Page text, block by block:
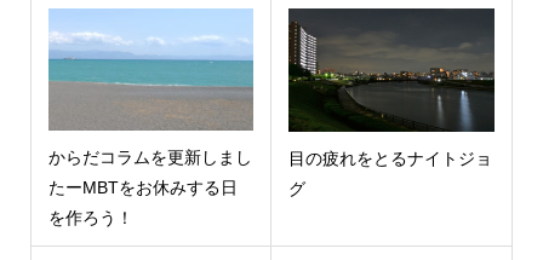
からだコラムを更新しまし
たーMBTをお休みする日
を作ろう！
目の疲れをとるナイトジョ
グ